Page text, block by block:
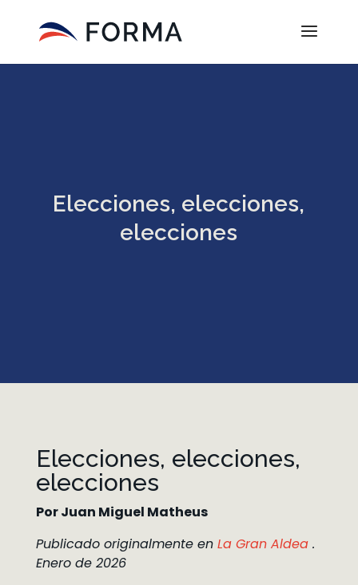
Elecciones, elecciones,
elecciones
Elecciones, elecciones,
elecciones
Por Juan Miguel Matheus
Publicado originalmente en La Gran Aldea .
Enero de 2026